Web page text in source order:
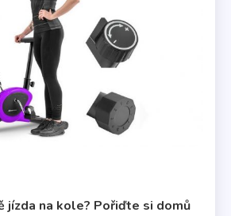
jízda na kole? Pořiďte si domů